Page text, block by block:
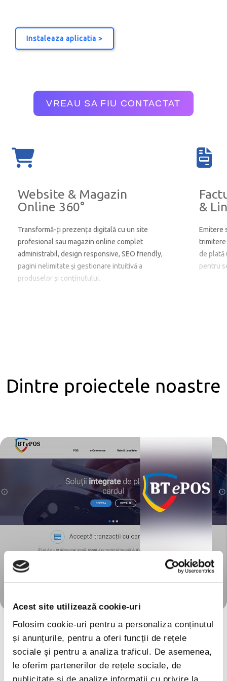
Acest site utilizează cookie-uri
Folosim cookie-uri pentru a personaliza conținutul
și anunțurile, pentru a oferi funcții de rețele
sociale și pentru a analiza traficul. De asemenea,
le oferim partenerilor de rețele sociale, de
Instaleaza aplicatia >
VREAU SA FIU CONTACTAT
Website & Magazin
Online 360°
Transformă-ți prezența digitală cu un site
profesional sau magazin online complet
administrabil, design responsive, SEO friendly,
pagini nelimitate și gestionare intuitivă a
produselor și conținutului.
&
Emitere
trimitere
de plată
pentru
Dintre proiectele noastre
BTePOS.ro pentru Banca
Transilvania